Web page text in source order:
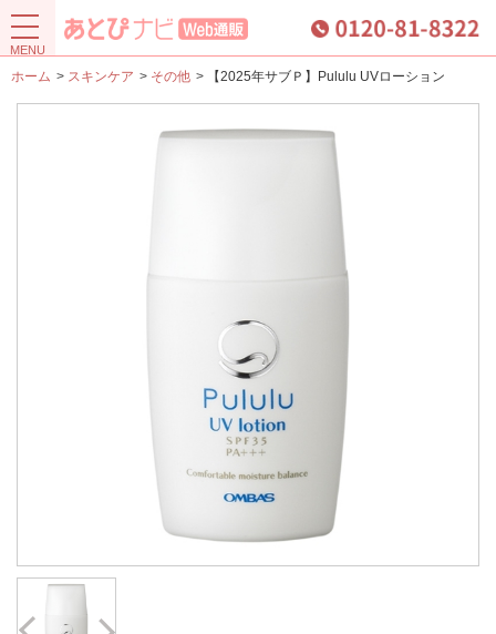
ホーム > スキンケア > その他 > 【2025年サブＰ】Pululu UVローション
Prev